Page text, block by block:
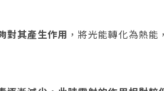
對其產生作用 ，將光能轉化為熱